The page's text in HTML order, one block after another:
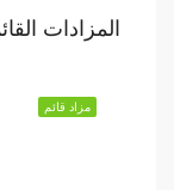
المزادات
مزاد قائم